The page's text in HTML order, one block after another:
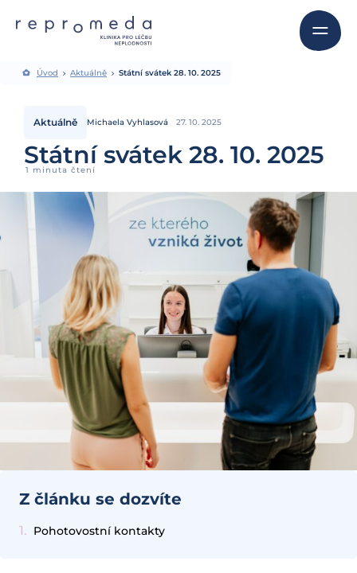
Úvod Aktuálně Státní svátek 28. 10. 2025
Aktuálně Michaela Vyhlasová 27. 10. 2025
Státní svátek 28. 10. 2025
1 minuta čtení
Z článku se dozvíte
Pohotovostní kontakty